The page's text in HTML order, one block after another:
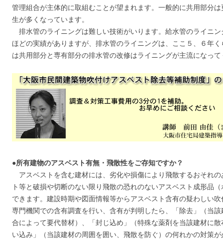
管理組合が主体的に取組むことが望まれます。一般的に共用部分
生が多くなっています。
排水管のライニングは難しい技術がいります。給水管のライニ
ほどの実績がありますが、排水管のライニングは、ここ５、６年
は共用部分と専有部分の排水管の改修はライニングが主流になっ
●所有建物のアスベスト有無・飛散性をご存知ですか？
アスベストを含む建材には、劣化や損傷により飛散するおそれの
ト等と破損や切断のない限り飛散の恐れのないアスベスト成形品
できます。建設時期や図面情報等からアスベスト含有の疑わしい
専門機関での含有調査を行い、含有が判明したら、「除去」（当
合によって要代替材）、「封じ込め」（特殊な薬剤を当該建材に
い込み」（当該建材の周囲を囲い、飛散を防ぐ）の何れかの対策